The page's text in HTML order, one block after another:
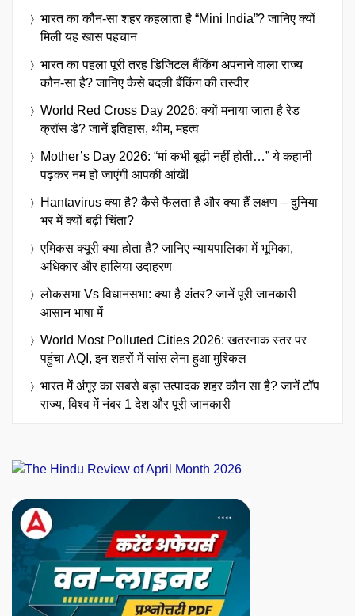
भारत का कौन-सा शहर कहलाता है “Mini India”? जानिए क्यों
मिली यह खास पहचान
भारत का पहला पूरी तरह डिजिटल बैंकिंग अपनाने वाला राज्य
कौन-सा है? जानिए कैसे बदली बैंकिंग की तस्वीर
World Red Cross Day 2026: क्यों मनाया जाता है रेड
क्रॉस डे? जानें इतिहास, थीम, महत्व
Mother’s Day 2026: “मां कभी बूढ़ी नहीं होती…” ये कहानी
पढ़कर नम हो जाएंगी आपकी आंखें!
Hantavirus क्या है? कैसे फैलता है और क्या हैं लक्षण – दुनिया
भर में क्यों बढ़ी चिंता?
एमिकस क्यूरी क्या होता है? जानिए न्यायपालिका में भूमिका,
अधिकार और हालिया उदाहरण
लोकसभा Vs विधानसभा: क्या है अंतर? जानें पूरी जानकारी
आसान भाषा में
World Most Polluted Cities 2026: खतरनाक स्तर पर
पहुंचा AQI, इन शहरों में सांस लेना हुआ मुश्किल
भारत में अंगूर का सबसे बड़ा उत्पादक शहर कौन सा है? जानें टॉप
राज्य, विश्व में नंबर 1 देश और पूरी जानकारी